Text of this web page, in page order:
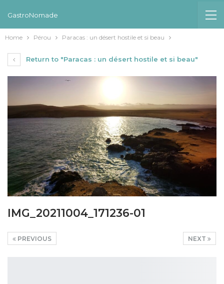
GastroNomade
Home Pérou Paracas : un désert hostile et si beau
Return to "Paracas : un désert hostile et si beau"
IMG_20211004_171236-01
NEXT
PREVIOUS